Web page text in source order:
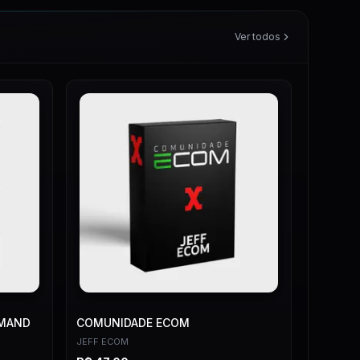
Ver todos
COMUNIDADE ECOM
JEFF ECOM